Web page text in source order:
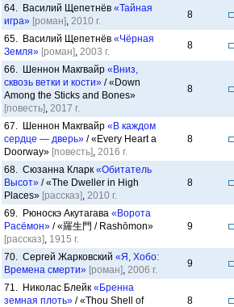
64. Василий Щепетнёв «Тайная
игра» [роман], 2010 г.
8
65. Василий Щепетнёв «Чёрная
Земля» [роман], 2003 г.
8
66. Шеннон Макгвайр «Вниз,
сквозь ветки и кости» / «Down
Among the Sticks and Bones»
[повесть], 2017 г.
8
67. Шеннон Макгвайр «В каждом
сердце — дверь» / «Every Heart a
Doorway» [повесть], 2016 г.
8
68. Сюзанна Кларк «Обитатель
Высот» / «The Dweller in High
Places» [рассказ], 2010 г.
8
69. Рюноскэ Акутагава «Ворота
Расёмон» / «羅生門 / Rashōmon»
[рассказ], 1915 г.
9
70. Сергей Жарковский «Я, Хобо:
Времена смерти» [роман], 2006 г.
9
71. Николас Блейк «Бренна
земная плоть» / «Thou Shell of
8